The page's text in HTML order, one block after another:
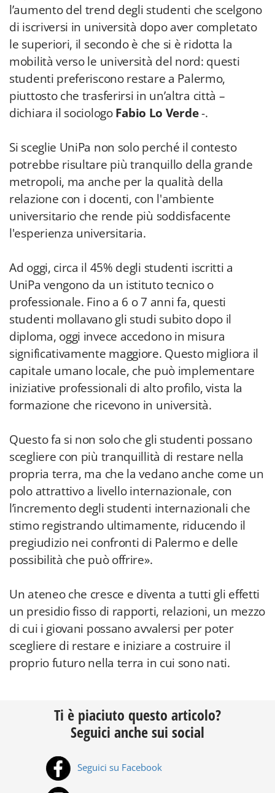
l’aumento del trend degli studenti che scelgono
di iscriversi in università dopo aver completato
le superiori, il secondo è che si è ridotta la
mobilità verso le università del nord: questi
studenti preferiscono restare a Palermo,
piuttosto che trasferirsi in un’altra città –
dichiara il sociologoFabio Lo Verde-.
Si sceglie UniPa non solo perché il contesto
potrebbe risultare più tranquillo della grande
metropoli, ma anche per la qualità della
relazione con i docenti, con l'ambiente
universitario che rende più soddisfacente
l'esperienza universitaria.
Ad oggi, circa il 45% degli studenti iscritti a
UniPa vengono da un istituto tecnico o
professionale. Fino a 6 o 7 anni fa, questi
studenti mollavano gli studi subito dopo il
diploma, oggi invece accedono in misura
significativamente maggiore. Questo migliora il
capitale umano locale, che può implementare
iniziative professionali di alto profilo, vista la
formazione che ricevono in università.
Questo fa si non solo che gli studenti possano
scegliere con più tranquillità di restare nella
propria terra, ma che la vedano anche come un
polo attrattivo a livello internazionale, con
l’incremento degli studenti internazionali che
stimo registrando ultimamente, riducendo il
pregiudizio nei confronti di Palermo e delle
possibilità che può offrire».
Un ateneo che cresce e diventa a tutti gli effetti
un presidio fisso di rapporti, relazioni, un mezzo
di cui i giovani possano avvalersi per poter
scegliere di restare e iniziare a costruire il
proprio futuro nella terra in cui sono nati.
Ti è piaciuto questo articolo?
Seguici anche sui social
Seguici su Facebook